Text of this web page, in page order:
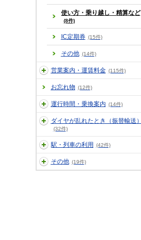
使い方・乗り越し・精算など
(8件)
IC定期券 (15件)
その他 (14件)
営業案内・運賃料金 (115件)
お忘れ物 (12件)
運行時間・乗換案内 (14件)
ダイヤが乱れたとき（振替輸送）
(32件)
駅・列車の利用 (42件)
その他 (19件)